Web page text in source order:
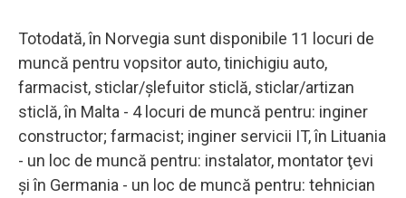
Totodată, în Norvegia sunt disponibile 11 locuri de
muncă pentru vopsitor auto, tinichigiu auto,
farmacist, sticlar/şlefuitor sticlă, sticlar/artizan
sticlă, în Malta - 4 locuri de muncă pentru: inginer
constructor; farmacist; inginer servicii IT, în Lituania
- un loc de muncă pentru: instalator, montator ţevi
şi în Germania - un loc de muncă pentru: tehnician